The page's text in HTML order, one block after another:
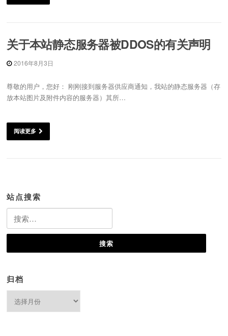
关于本站静态服务器被DDOS的有关声明
2016年8月3日
尊敬的用户，您好： 刚刚接到服务器供应商通知，我站的静态服务器（存
放本站图片及附件内容的服务器）其所…
阅读更多
站点搜索
索：
归档